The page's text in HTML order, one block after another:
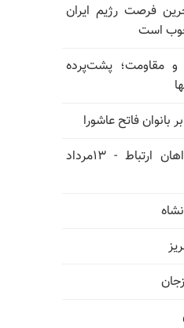
فرصت رژیم ایران
است
مقاومت؛ پشت‌پرده
فاتح عاشورا
پیام به نیروهای خواهان ارتباط - ۱۳مرداد